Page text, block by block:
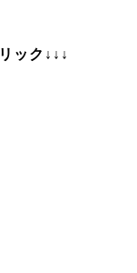
ック↓↓↓